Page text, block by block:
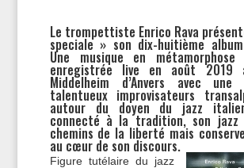
Le trompettiste Enrico Rava
speciale » son dix-huitième
Une musique en métamorphose
enregistrée live en août 2019
Middelheim d’Anvers avec
talentueux improvisateurs
autour du doyen du jazz
connecté à la tradition, son jazz
chemins de la liberté mais
au cœur de son discours.
Figure tutélaire du jazz